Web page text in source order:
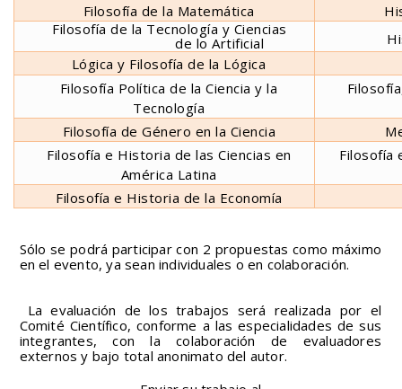
Filosofía de la Matemática
Filosofía de la Tecnología y Ciencias
de lo Artificial
Lógica y Filosofía de la Lógica
Filosofía Política de la Ciencia y la
Tecnología
Filosofía de Género en la Ciencia
Filosofía e Historia de las Ciencias en
América Latina
Filosofía
Filosofía e Historia de la Economía
Sólo se podrá participar con 2 propuestas como máximo
en el evento, ya sean individuales o en colaboración.
La evaluación de los trabajos será realizada por el
Comité Científico, conforme a las especialidades de sus
integrantes, con la colaboración de evaluadores
externos y bajo total anonimato del autor.